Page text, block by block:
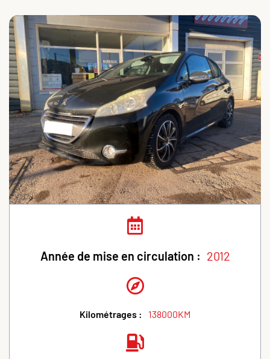
Année de mise en circulation : 2012
Kilométrages : 138000KM